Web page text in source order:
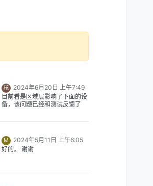
核
2024年6月20日 上午7:49
目前看是区域层影响了下面的设
备，该问题已经和测试反馈了
M
2024年5月11日 上午6:05
好的。 谢谢